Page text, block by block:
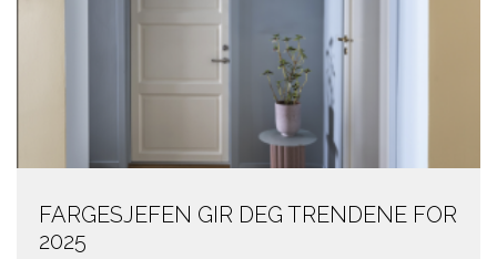
FARGESJEFEN GIR DEG TRENDENE FOR
2025